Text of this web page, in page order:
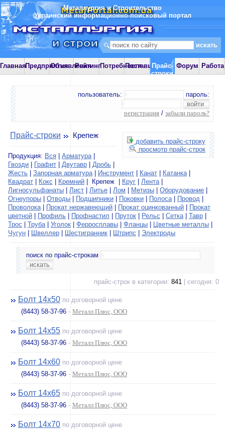
Металлургия и Строительство
Украинский информационно-поисковый портал
ГлавнаяПредприятияОбъявления
РейтингПотребностиПоставщики
Прайс-
строки
Форум Работа
пользователь: пароль:
регистрация / забыли пароль?
добавить прайс-строку
просмотр прайс-строк
Прайс-строки Крепеж
Продукция: Вся Арматура|
Гвозди
Графит Двутавр Дробь
Жесть
Запорная арматура| Инструмент Канат Катанка|
Квадрат
Кокс Кремний | Крепеж | Круг Лента|
Лигносульфанаты
Лист Литье Лом Метизы Оборудование
Огнеупоры
Отводы| Подшипники Поковки Полоса| Провод
Проволока| Прокат нержавеющий Прокат оцинкованный
Прокат
цветной
Профиль | Профнастил Пруток Рельс Сетка| Тавр
Трос
Труба| Уголок Ферросплавы Фланцы Цветные металлы
Чугун
Швеллер Шестигранник Штрипс Электроды
поиск по прайс-строкам
прайс-строк в категории: 841 | сегодня: 0
Болт 14х50 по договорной цене
(8443) 58-37-96 - Металл Плюс, ООО
Болт 14х55 по договорной цене
(8443) 58-37-96 - Металл Плюс, ООО
Болт 14х60 по договорной цене
(8443) 58-37-96 - Металл Плюс, ООО
Болт 14х65 по договорной цене
(8443) 58-37-96 - Металл Плюс, ООО
Болт 14х70 по договорной цене